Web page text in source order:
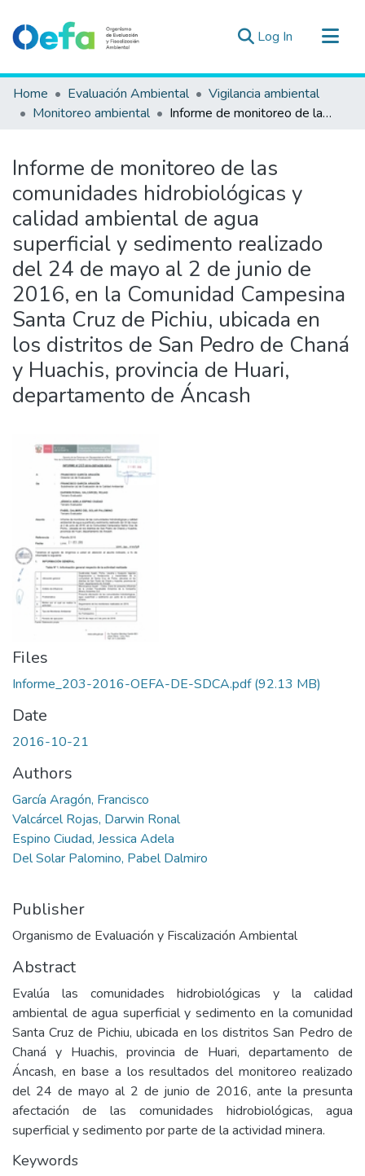
Log In (current)
Communities & Collections
All of DSpace
Estad. Externas
Guias ▾
Home Evaluación Ambiental
Vigilancia ambiental
Monitoreo ambiental
Informe de monitoreo de las comunidades hidrobiológicas y calidad ambiental de agua superficial y sedimento realizado del 24 de mayo al 2 de junio de 2016, en la Comunidad Campesina Santa Cruz de Pichiu, ubicada en los distritos de San Pedro de Chaná y Huachis, provincia de Huari, departamento de Áncash
Informe de monitoreo de las
comunidades hidrobiológicas y
calidad ambiental de agua
superficial y sedimento realizado
del 24 de mayo al 2 de junio de
2016, en la Comunidad Campesina
Santa Cruz de Pichiu, ubicada en
los distritos de San Pedro de Chaná
y Huachis, provincia de Huari,
departamento de Áncash
Files
Informe_203-2016-OEFA-DE-SDCA.pdf(92.13 MB)
Date
2016-10-21
Authors
García Aragón, Francisco
Valcárcel Rojas, Darwin Ronal
Espino Ciudad, Jessica Adela
Del Solar Palomino, Pabel Dalmiro
Publisher
Organismo de Evaluación y Fiscalización Ambiental
Abstract
Evalúa las comunidades hidrobiológicas y la calidad
ambiental de agua superficial y sedimento en la comunidad
Santa Cruz de Pichiu, ubicada en los distritos San Pedro de
Chaná y Huachis, provincia de Huari, departamento de
Áncash, en base a los resultados del monitoreo realizado
del 24 de mayo al 2 de junio de 2016, ante la presunta
afectación de las comunidades hidrobiológicas, agua
superficial y sedimento por parte de la actividad minera.
Keywords